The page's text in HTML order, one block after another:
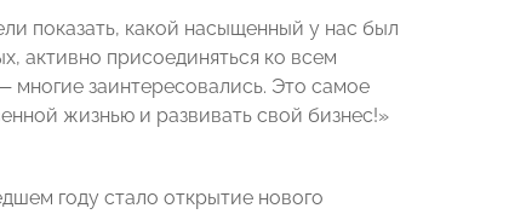
показать, какой насыщенный у нас был
активно присоединяться ко всем
заинтересовались. Это самое
жизнью и развивать свой бизнес!»
году стало открытие нового